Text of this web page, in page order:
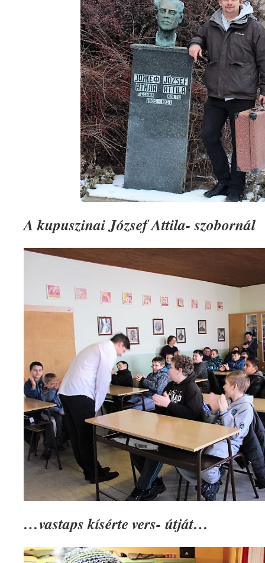
A kupuszinai József Attila- szobornál
…vastaps kísérte vers- útját…